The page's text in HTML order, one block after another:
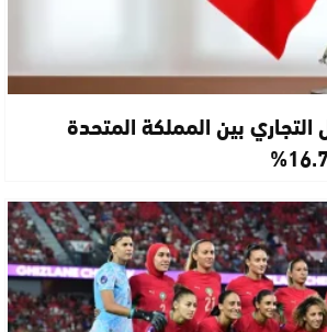
التجاري بين المملكة المتحدة